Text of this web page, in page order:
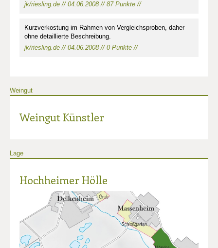
jk/riesling.de // 04.06.2008 // 87 Punkte //
Kurzverkostung im Rahmen von Vergleichsproben, daher
ohne detaillierte Beschreibung.
jk/riesling.de // 04.06.2008 // 0 Punkte //
Weingut
Weingut Künstler
Lage
Hochheimer Hölle